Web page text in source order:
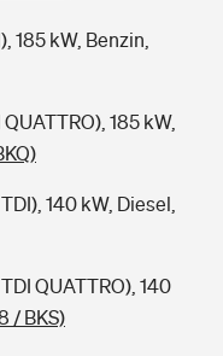
185 kW, Benzin,
185 kW,
140 kW, Diesel,
QUATTRO), 140
/ BKS)